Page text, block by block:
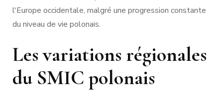
l'Europe occidentale, malgré une progression constante
du niveau de vie polonais.
Les variations régionales
du SMIC polonais